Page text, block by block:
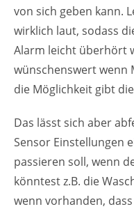
von sich geben kann.
wirklich laut, sodass
Alarm leicht überhört
wünschenswert wenn
die Möglichkeit gibt
Das lässt sich aber
Sensor Einstellungen
passieren soll, wenn
könntest z.B. die
wenn vorhanden,